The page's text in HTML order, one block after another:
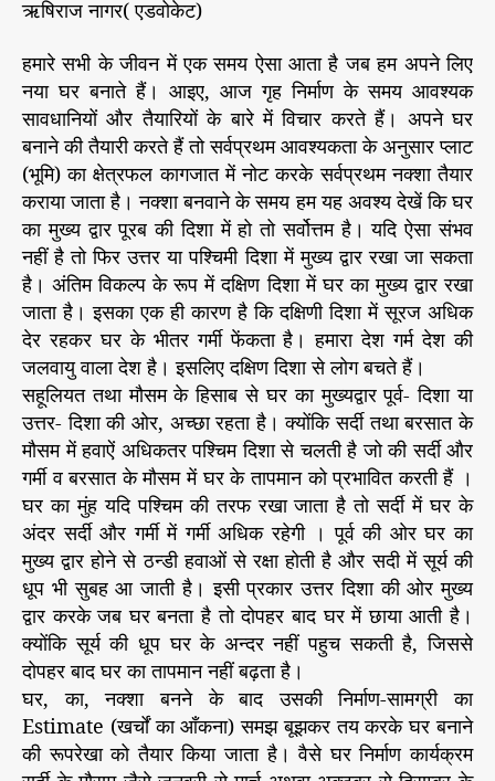
ऋषिराज नागर( एडवोकेट)
हमारे सभी के जीवन में एक समय ऐसा आता है जब हम अपने लिए
नया घर बनाते हैं। आइए, आज गृह निर्माण के समय आवश्यक
सावधानियों और तैयारियों के बारे में विचार करते हैं। अपने घर
बनाने की तैयारी करते हैं तो सर्वप्रथम आवश्यकता के अनुसार प्लाट
(भूमि) का क्षेत्रफल कागजात में नोट करके सर्वप्रथम नक्शा तैयार
कराया जाता है। नक्शा बनवाने के समय हम यह अवश्य देखें कि घर
का मुख्य द्वार पूरब की दिशा में हो तो सर्वोत्तम है। यदि ऐसा संभव
नहीं है तो फिर उत्तर या पश्चिमी दिशा में मुख्य द्वार रखा जा सकता
है। अंतिम विकल्प के रूप में दक्षिण दिशा में घर का मुख्य द्वार रखा
जाता है। इसका एक ही कारण है कि दक्षिणी दिशा में सूरज अधिक
देर रहकर घर के भीतर गर्मी फेंकता है। हमारा देश गर्म देश की
जलवायु वाला देश है। इसलिए दक्षिण दिशा से लोग बचते हैं।
सहूलियत तथा मौसम के हिसाब से घर का मुख्यद्वार पूर्व- दिशा या
उत्तर- दिशा की ओर, अच्छा रहता है। क्योंकि सर्दी तथा बरसात के
मौसम में हवाऐं अधिकतर पश्चिम दिशा से चलती है जो की सर्दी और
गर्मी व बरसात के मौसम में घर के तापमान को प्रभावित करती हैं ।
घर का मुंह यदि पश्चिम की तरफ रखा जाता है तो सर्दी में घर के
अंदर सर्दी और गर्मी में गर्मी अधिक रहेगी । पूर्व की ओर घर का
मुख्य द्वार होने से ठन्डी हवाओं से रक्षा होती है और सदी में सूर्य की
धूप भी सुबह आ जाती है। इसी प्रकार उत्तर दिशा की ओर मुख्य
द्वार करके जब घर बनता है तो दोपहर बाद घर में छाया आती है।
क्योंकि सूर्य की धूप घर के अन्दर नहीं पहुच सकती है, जिससे
दोपहर बाद घर का तापमान नहीं बढ़ता है।
घर, का, नक्शा बनने के बाद उसकी निर्माण-सामग्री का
Estimate (खर्चों का आँकना) समझ बूझकर तय करके घर बनाने
की रूपरेखा को तैयार किया जाता है। वैसे घर निर्माण कार्यक्रम